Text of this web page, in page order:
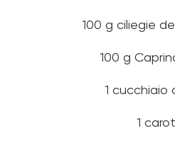
100 g ciliegie
100 g
1 cucchiaio
1